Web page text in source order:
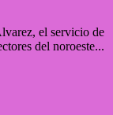
el servicio de
del noroeste...